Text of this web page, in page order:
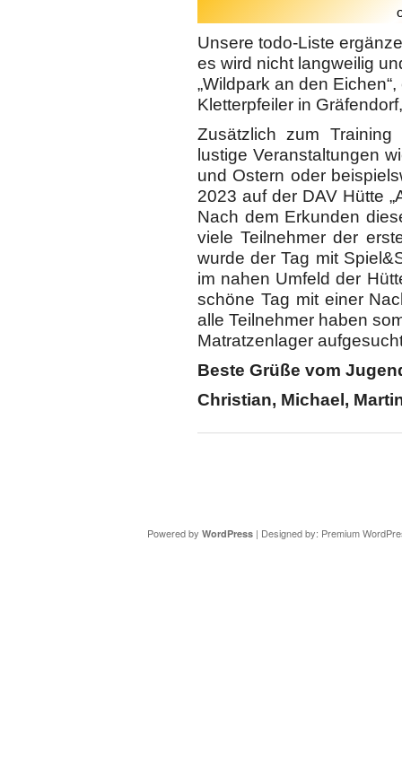
Unsere todo-Liste
es wird nicht langweilig
„Wildpark an den
Kletterpfeiler in
Zusätzlich zum
lustige Veranstaltungen
und Ostern oder
2023 auf der DAV Hütte
Nach dem Erkunden
viele Teilnehmer der
wurde der Tag mit
im nahen Umfeld der
schöne Tag mit einer
alle Teilnehmer haben
Matratzenlager
Beste Grüße vom
Christian, Michael,
Powered by WordPress| Designed by: Premium